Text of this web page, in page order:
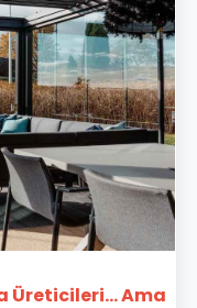
Üreticileri... Ama